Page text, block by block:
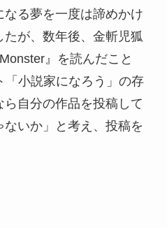
なる夢を一度は諦めかけ
が、数年後、金斬児狐
』を読んだこと
「小説家になろう」の存
自分の作品を投稿して
いか」と考え、投稿を